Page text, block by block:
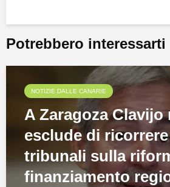
Potrebbero interessarti
NOTIZIE DALLE CANARIE
A Zaragoza Clavijo
esclude di
tribunali sulla
finanziamento